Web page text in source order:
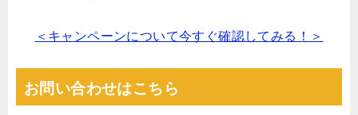
＜キャンペーンについて今すぐ確認してみる！＞
お問い合わせはこちら